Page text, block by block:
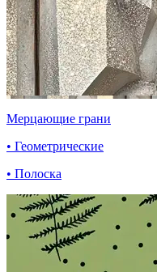
Мерцающие грани
• Геометрические
• Полоска